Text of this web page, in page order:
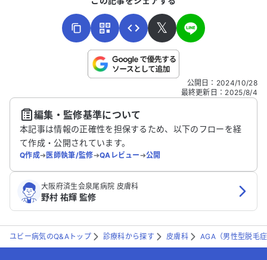
こちらは送信専用のフォームです。氏名やご自身の病気の詳細な
送信する
𝕏
公開日 ： 2024/10/28
最終更新日 ： 2025/8/4
編集・監修基準について
本記事は情報の正確性を担保するため、以下のフローを経
て作成・公開されています。
Q作成➔医師執筆/監修➔QAレビュー➔公開
大阪府済生会泉尾病院 皮膚科
野村 祐輝 監修
ユビー病気のQ&Aトップ 診療科から探す 皮膚科 AGA（男性型脱毛